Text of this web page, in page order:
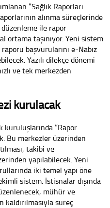
“Sağlık Raporları
alınma süreçlerinde
düzenleme ile rapor
taşınıyor. Yeni sistem
başvurularını e-Nabız
Yazılı dilekçe dönemi
ve tek merkezden
kurulacak
kuruluşlarında “Rapor
Bu merkezler üzerinden
takibi ve
yapılabilecek. Yeni
iki temel yapı öne
sistem. İstisnalar dışında
mühür ve
süreç